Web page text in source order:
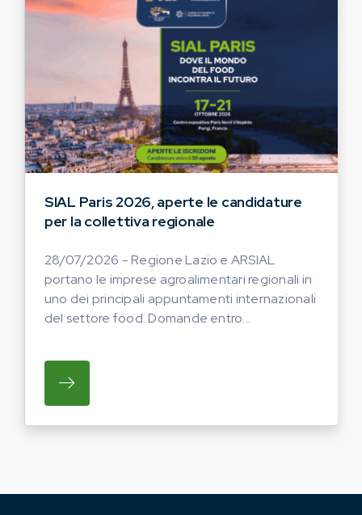
SIAL Paris 2026, aperte le candidature
per la collettiva regionale
28/07/2026 - Regione Lazio e ARSIAL
portano le imprese agroalimentari regionali in
uno dei principali appuntamenti internazionali
del settore food. Domande entro...
SU REGIONE LAZIO E ARSIAL PORTANO